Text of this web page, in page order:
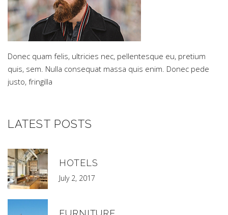
Donec quam felis, ultricies nec, pellentesque eu, pretium
quis, sem. Nulla consequat massa quis enim. Donec pede
justo, fringilla
LATEST POSTS
HOTELS
July 2, 2017